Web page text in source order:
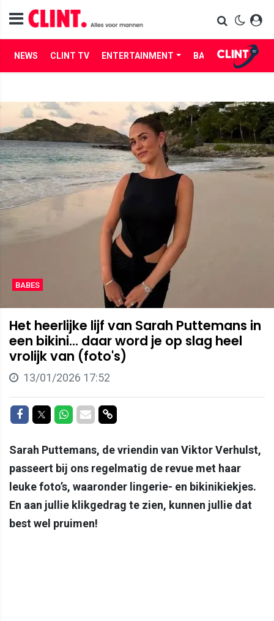
NEWS CLINT TV ENTERTAINMENT BABES LIFE
BABES
Het heerlijke lijf van Sarah Puttemans in
een bikini... daar word je op slag heel
vrolijk van (foto's)
13/01/2026 17:52
Delen op Facebook
Delen op Twitter
Delen op Whatsapp
Delen via Mail
Delen via link
Sarah Puttemans, de vriendin van Viktor Verhulst,
passeert bij ons regelmatig de revue met haar
leuke foto’s, waaronder lingerie- en bikinikiekjes.
En aan jullie klikgedrag te zien, kunnen jullie dat
best wel pruimen!